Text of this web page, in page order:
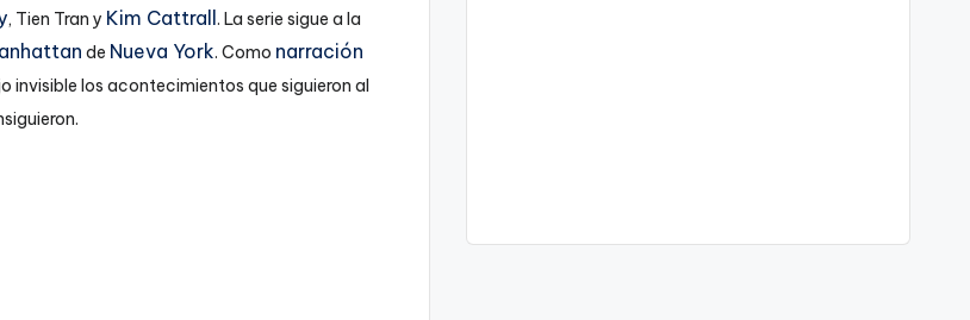
, Tien Tran y Kim Cattrall . La serie sigue a la
de Nueva York. Como narración
invisible los acontecimientos que siguieron al